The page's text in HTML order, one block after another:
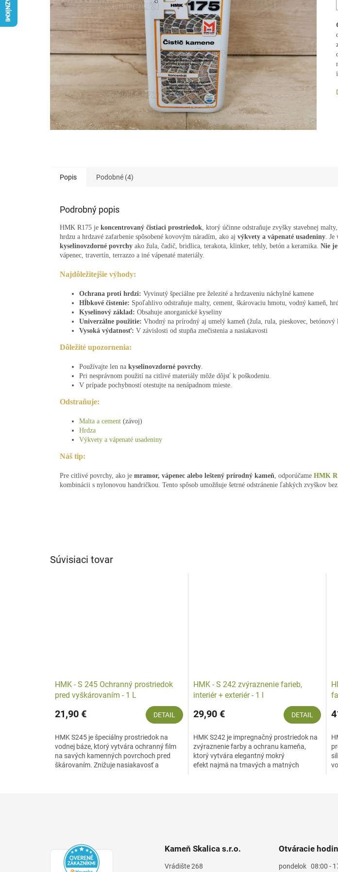
Popis Podobné (4)
Podrobný popis
HMK R175 je koncentrovaný čistiaci prostriedok, ktorý účinne odstraňuje zvyšky stavebnej
hrdzu a hrdzavé zafarbenie spôsobené kovovým náradím, ako aj výkvety a vápenaté usadeniny. Je
kyselinovzdorné povrchy ako žula, čadič, bridlica, terakota, klinker, tehly, betón a keramika. Nie
vápenec, travertín, terrazzo a iné vápenaté materiály.
Najdôležitejšie výhody:
Ochrana proti hrdzi: Vyvinutý špeciálne pre železité a hrdzaveniu náchylné kamene
Hĺbkové čistenie: Spoľahlivo odstraňuje malty, cement, škárovaciu hmotu, vodný kameň,
Kyselinový základ: Obsahuje anorganické kyseliny
Univerzálne použitie: Vhodný na prírodný aj umelý kameň (žula, rula, pieskovec, betónový
Vysoká výdatnosť: V závislosti od stupňa znečistenia a nasiakavosti
Dôležité upozornenia:
Používajte len na kyselinovzdorné povrchy.
Pri nesprávnom použití na citlivé materiály môže dôjsť k poškodeniu.
V prípade pochybností otestujte na nenápadnom mieste.
Odstraňuje:
Malta a cement (závoj)
Hrdza
Výkvety a vápenaté usadeniny
Náš tip:
Pre citlivé povrchy, ako je mramor, vápenec alebo leštený prírodný kameň, odporúčame HMK
kombinácii s nylonovou handričkou. Tento spôsob umožňuje šetrné odstránenie ľahkých zvyškov
Súvisiaci tovar
HMK - S 245 Ochranný prostriedok
pred vyškárovaním - 1 L
21,90 € DETAIL
HMK S245 je špeciálny prostriedok na
vodnej báze, ktorý vytvára ochranný film
na savých kamenných povrchoch pred
škárovaním. Znižuje nasiakavosť a
HMK - S 242 zvýraznenie farieb,
interiér + exteriér - 1 l
29,90 € DETAIL
HMK S242 je impregnačný prostriedok na
zvýraznenie farby a ochranu kameňa,
ktorý vytvára elegantný mokrý
efekt najmä na tmavých a matných
Kameň Skalica s.r.o.
Vrádište 268
Otváracie
pondelok 08:00 -